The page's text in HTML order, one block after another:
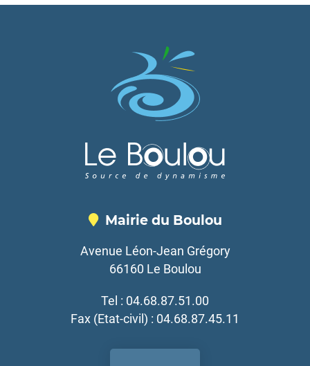
Mairie du Boulou
Avenue Léon-Jean Grégory
66160 Le Boulou
Tel : 04.68.87.51.00
Fax (Etat-civil) : 04.68.87.45.11